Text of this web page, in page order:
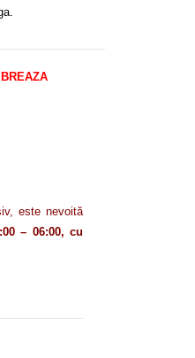
este nevoită
– 06:00, cu